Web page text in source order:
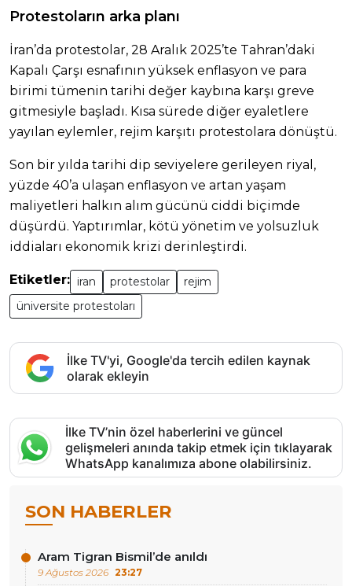
Protestoların arka planı
İran’da protestolar, 28 Aralık 2025’te Tahran’daki
Kapalı Çarşı esnafının yüksek enflasyon ve para
birimi tümenin tarihi değer kaybına karşı greve
gitmesiyle başladı. Kısa sürede diğer eyaletlere
yayılan eylemler, rejim karşıtı protestolara dönüştü.
Son bir yılda tarihi dip seviyelere gerileyen riyal,
yüzde 40’a ulaşan enflasyon ve artan yaşam
maliyetleri halkın alım gücünü ciddi biçimde
düşürdü. Yaptırımlar, kötü yönetim ve yolsuzluk
iddiaları ekonomik krizi derinleştirdi.
Etiketler: iran protestolar
rejim
üniversite protestoları
İlke TV'yi, Google'da tercih edilen kaynak
olarak ekleyin
İlke TV’nin özel haberlerini ve güncel
gelişmeleri anında takip etmek için tıklayarak
WhatsApp kanalımıza abone olabilirsiniz.
SON HABERLER
Aram Tigran Bismil’de anıldı
9 Ağustos 2026 23:27